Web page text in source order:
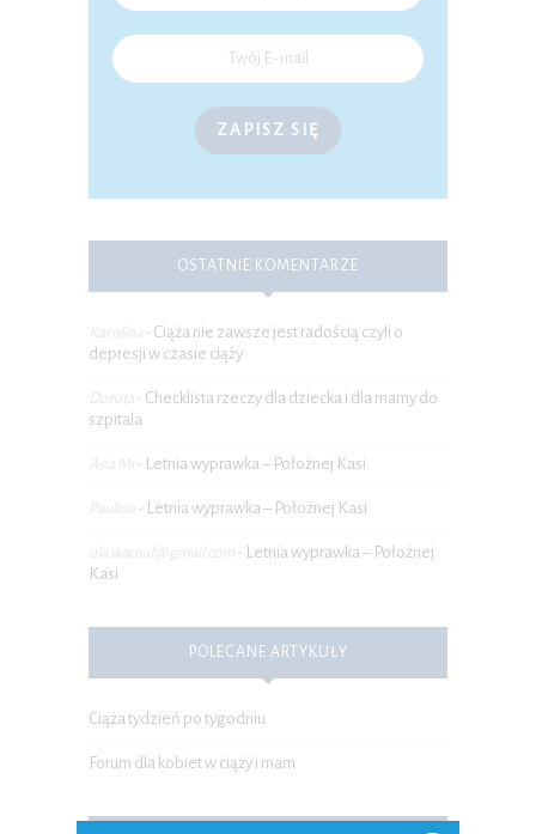
ZAPISZ SIĘ
OSTATNIE KOMENTARZE
Karolina - Ciąża nie zawsze jest radością czyli o
depresji w czasie ciąży
Dorota - Checklista rzeczy dla dziecka i dla mamy do
szpitala
Asia Mi - Letnia wyprawka – Położnej Kasi
Paulina - Letnia wyprawka – Położnej Kasi
ola.wacuaf@gmail.com - Letnia wyprawka – Położnej
Kasi
POLECANE ARTYKUŁY
Ciąża tydzień po tygodniu
Forum dla kobiet w ciąży i mam